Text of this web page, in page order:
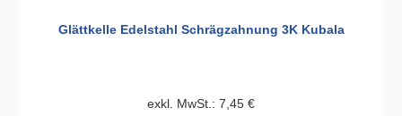
Glättkelle Edelstahl Schrägzahnung 3K Kubala
exkl. MwSt.: 7,45 €